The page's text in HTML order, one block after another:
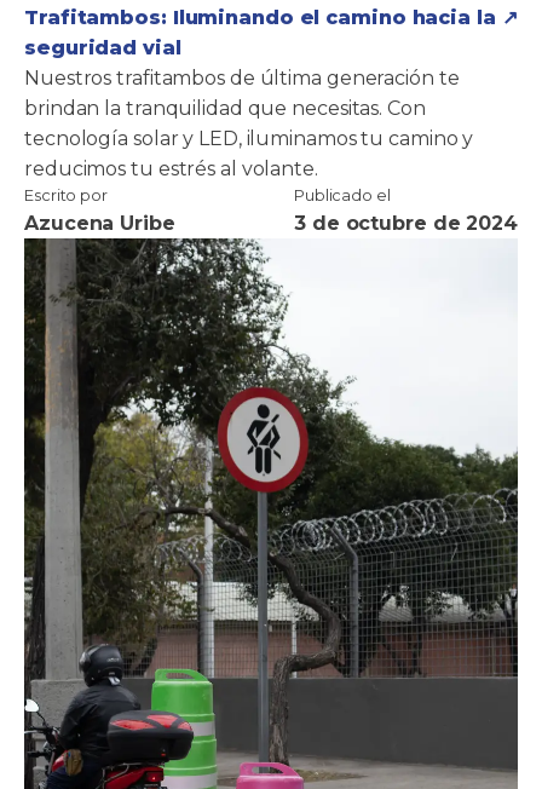
Trafitambos: Iluminando el camino hacia la
seguridad vial
Nuestros trafitambos de última generación te
brindan la tranquilidad que necesitas. Con
tecnología solar y LED, iluminamos tu camino y
reducimos tu estrés al volante.
Escrito por
Azucena Uribe
Publicado el
3 de octubre de 2024